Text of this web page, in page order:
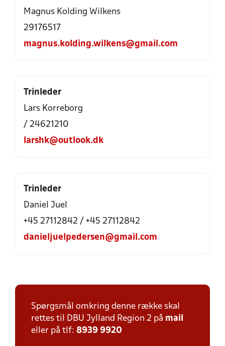
Magnus Kolding Wilkens
29176517
magnus.kolding.wilkens@gmail.com
Trinleder
Lars Korreborg
/ 24621210
larshk@outlook.dk
Trinleder
Daniel Juel
+45 27112842 / +45 27112842
danieljuelpedersen@gmail.com
Spørgsmål omkring denne række skal
rettes til DBU Jylland Region 2 på mail
eller på tlf: 8939 9920